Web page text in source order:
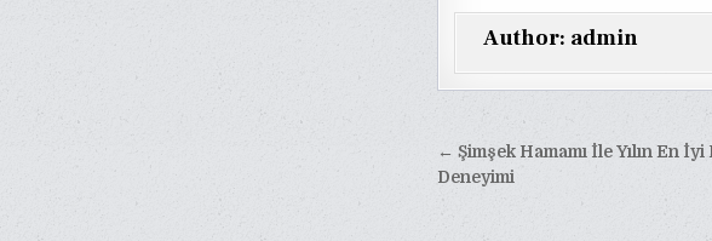
Author: admin
Yazı
gezinmesi
← Şimşek Hamamı İle Yılın En İyi
Deneyimi